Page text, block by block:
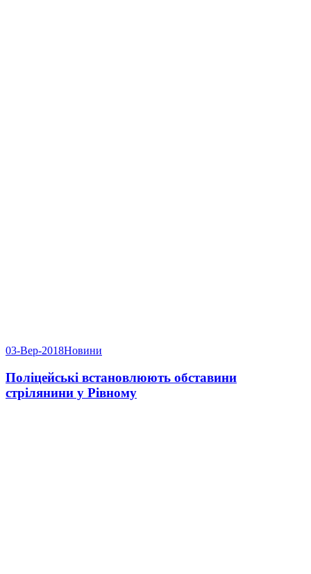
03-Вер-2018Новини
Поліцейські встановлюють обставини
стрілянини у Рівному